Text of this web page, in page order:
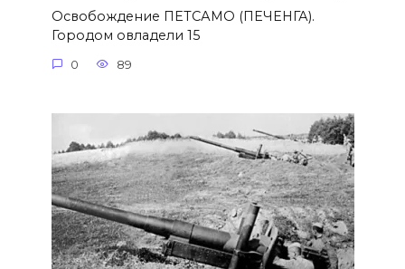
Освобождение ПЕТСАМО (ПЕЧЕНГА).
Городом овладели 15
0 89